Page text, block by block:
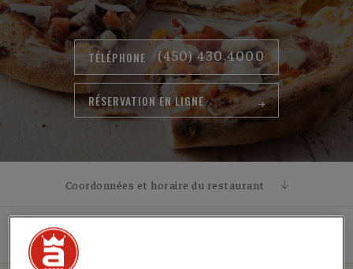
TÉLÉPHONE (450) 430.4000
RÉSERVATION EN LIGNE
Coordonnées et horaire du restaurant
1345, boulevard Michèle-Bohec, Blainville, QC J7C 0M4
MENUS